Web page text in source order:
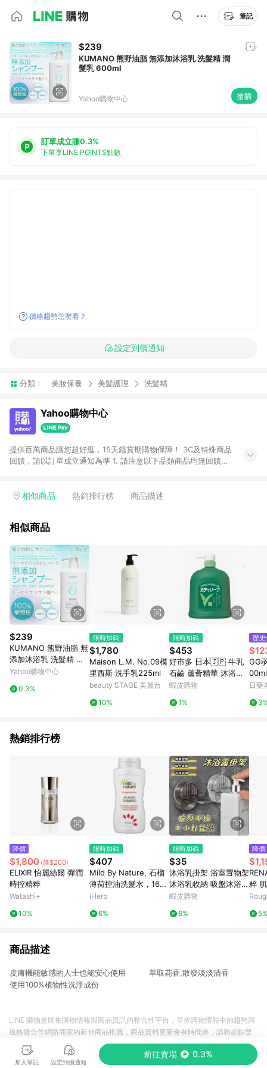
筆記
$239
KUMANO 熊野油脂 無添加沐浴乳 洗髮精 潤
髮乳 600ml
Yahoo購物中心 搶購
訂單成立賺0.3%
下單享LINE POINTS點數
價格趨勢怎麼看？
設定到價通知
分類： 美妝保養 美髮護理 洗髮精
Yahoo購物中心
提供百萬商品讓您超好逛，15天鑑賞期購物保障！ 3C及特殊商品
回饋，請以訂單成立通知為準 1. 請注意以下品類商品均無回饋：
電玩/遊戲/相機/單眼/鏡頭/拍立得 [2024/6/1起適用] -內接硬
的購回饋活動享Yahoo超贈點回饋者 - 購物中心商店之商品：商
3. 訂單回饋金額將扣除運費/購物金/超贈點/福利金/紅利折抵/折
價券等虛擬貨幣折抵 4. 大宗採購或批發轉賣不具回饋資格： 如
有相關事證認定您為大宗採購、批發轉賣而非最終消費使用者，
相關認定以Yahoo購物中心之認定為準
相似商品 熱銷排行榜 商品描述
相似商品
$239
KUMANO 熊野油脂 無
添加沐浴乳 洗髮精 潤
髮乳 600ml
Yahoo購物中心
0.3%
限時加碼
$1,780
Maison L.M. No.09模
里西斯 洗手乳225ml
beauty STAGE 美麗台
10%
限時加碼
$453
好市多 日本🇯🇵 牛乳
石鹼 蘆薈精華 沐浴乳
1200ml
蝦皮購物
1%
歷
GG
00ml
日藥
熱銷排行榜
降價
$1,800 (降$200)
ELIXIR 怡麗絲爾 彈潤
時控精粹
Watashi+
10%
限時加碼
$407
Mild By Nature, 石榴
薄荷控油洗髮水，16
液量盎司（473 毫升）
iHerb
6%
限時加碼
$35
沐浴乳掛架 浴室置物架
沐浴乳收納 吸盤沐浴乳
架 沐浴架 牆壁置物架
浴室置物架 瓶口架
蝦皮購物
6%
降價
粹
l
商品描述
皮膚機能敏感的人士也能安心使用 萃取花香,散發淡淡清香
使用100%植物性洗淨成份
加入筆記 設定到價通知
前往賣場 0.3%
LINE 購物是匯集購物情報與商品資訊的整合性平台，並依購物情報中的趨勢與
風格做合作網路商家的延伸商品推薦，商品資料更新會有時間差，請務必點擊
商品至各合作網路商家，確認現售價與購物條件，一切資訊以合作廠商網頁為
準。